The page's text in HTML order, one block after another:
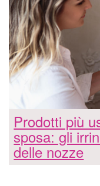
Prodotti più
sposa: gli
delle nozze